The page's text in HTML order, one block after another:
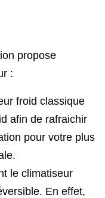
propose
:
froid classique
afin de rafraichir
pour votre plus
le climatiseur
En effet,